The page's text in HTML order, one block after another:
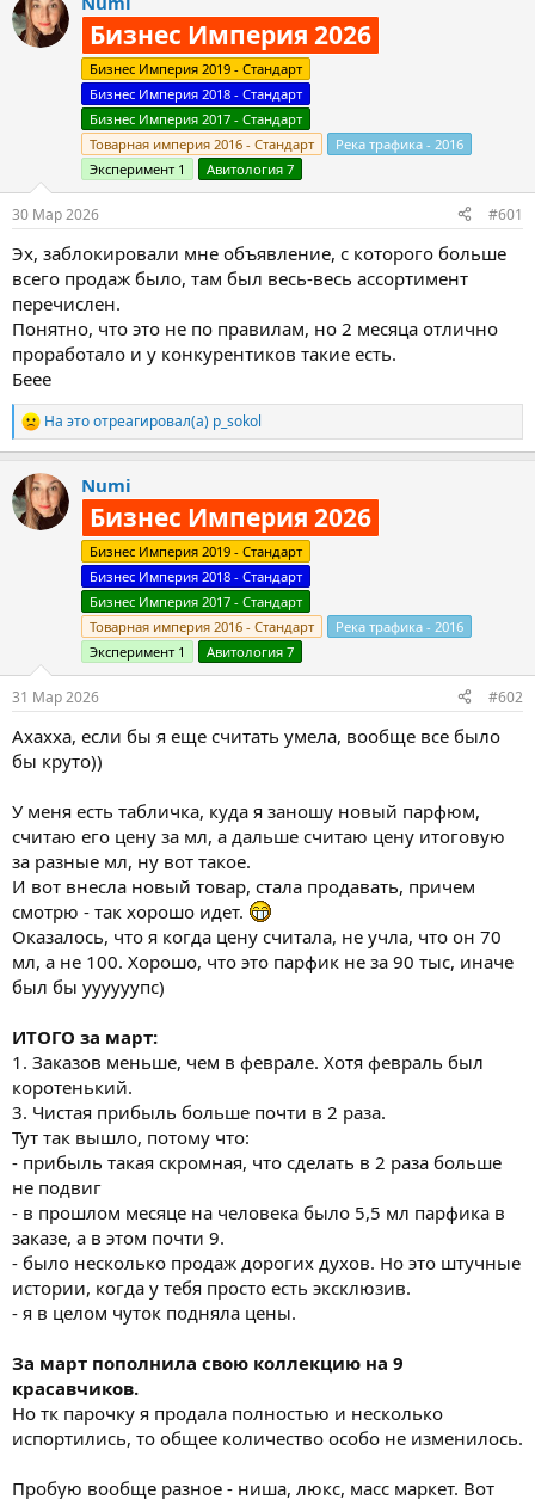
Бизнес Империя 2026
Бизнес Империя 2019 - Стандарт
Бизнес Империя 2018 - Стандарт
Бизнес Империя 2017 - Стандарт
Товарная империя 2016 - Стандарт
Река трафика - 2016
Эксперимент 1
Авитология 7
30 Мар 2026 #601
Эх, заблокировали мне объявление, с которого больше
всего продаж было, там был весь-весь ассортимент
перечислен.
Понятно, что это не по правилам, но 2 месяца отлично
проработало и у конкурентиков такие есть.
Беее
Р
е
к
ц
и
На это отреагировал(а) p_sokol
Numi
Бизнес Империя 2026
Бизнес Империя 2019 - Стандарт
Бизнес Империя 2018 - Стандарт
Бизнес Империя 2017 - Стандарт
Товарная империя 2016 - Стандарт
Река трафика - 2016
Эксперимент 1
Авитология 7
31 Мар 2026 #602
Ахахха, если бы я еще считать умела, вообще все было
бы круто))
У меня есть табличка, куда я заношу новый парфюм,
считаю его цену за мл, а дальше считаю цену итоговую
за разные мл, ну вот такое.
И вот внесла новый товар, стала продавать, причем
смотрю - так хорошо идет.
Оказалось, что я когда цену считала, не учла, что он 70
мл, а не 100. Хорошо, что это парфик не за 90 тыс, иначе
был бы уууууупс)
ИТОГО за март:
1. Заказов меньше, чем в феврале. Хотя февраль был
коротенький.
3. Чистая прибыль больше почти в 2 раза.
Тут так вышло, потому что:
- прибыль такая скромная, что сделать в 2 раза больше
не подвиг
- в прошлом месяце на человека было 5,5 мл парфика в
заказе, а в этом почти 9.
- было несколько продаж дорогих духов. Но это штучные
истории, когда у тебя просто есть эксклюзив.
- я в целом чуток подняла цены.
За март пополнила свою коллекцию на 9
красавчиков.
Но тк парочку я продала полностью и несколько
испортились, то общее количество особо не изменилось.
Пробую вообще разное - ниша, люкс, масс маркет. Вот